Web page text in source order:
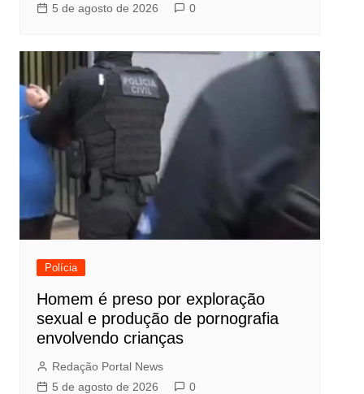
5 de agosto de 2026
0
Polícia
Homem é preso por exploração
sexual e produção de pornografia
envolvendo crianças
Redação Portal News
5 de agosto de 2026
0